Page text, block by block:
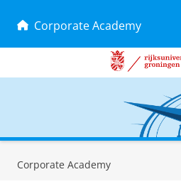
Corporate Academy
Corporate Academy